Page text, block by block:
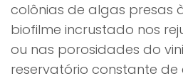
colônias de algas presas
biofilme incrustado nos
ou nas porosidades do
reservatório constante de